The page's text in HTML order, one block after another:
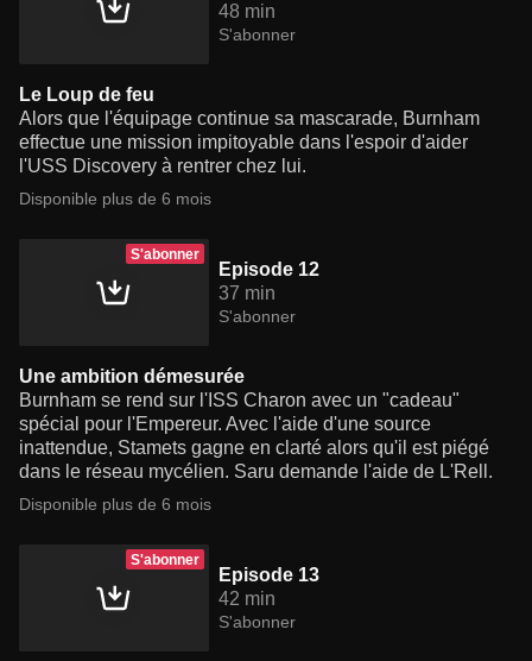
48 min
S'abonner
Le Loup de feu
Alors que l'équipage continue sa mascarade, Burnham
effectue une mission impitoyable dans l'espoir d'aider
l'USS Discovery à rentrer chez lui.
Disponible plus de 6 mois
S'abonner
Episode 12
37 min
S'abonner
Une ambition démesurée
Burnham se rend sur l'ISS Charon avec un "cadeau"
spécial pour l'Empereur. Avec l'aide d'une source
inattendue, Stamets gagne en clarté alors qu'il est piégé
dans le réseau mycélien. Saru demande l'aide de L'Rell.
Disponible plus de 6 mois
S'abonner
Episode 13
42 min
S'abonner